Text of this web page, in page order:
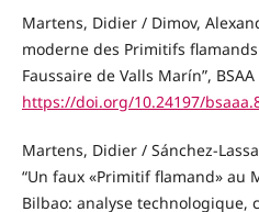
Martens, Didier / Dimov,
moderne des Primitifs
Faussaire de Valls Marín”,
https://doi.org/10.24197/
Martens, Didier / Sánchez-
“Un faux «Primitif flamand» au
Bilbao: analyse technologique,